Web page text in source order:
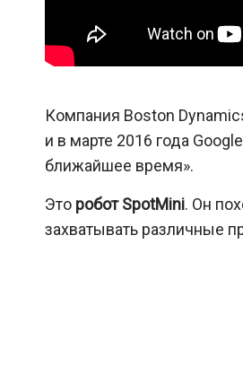
Компания Boston
и в марте 2016 года
ближайшее время».
Это робот SpotMini. Он
захватывать различные